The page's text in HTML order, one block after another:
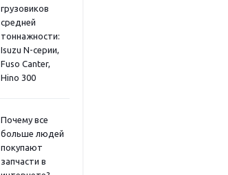
грузовиков
средней
тоннажности:
Isuzu N-серии,
Fuso Canter,
Hino 300
Почему все
больше людей
покупают
запчасти в